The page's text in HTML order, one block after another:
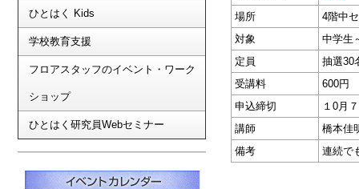
ひとはく Kids
学校教育支援
フロアスタッフのイベント・ワーク
ショップ
ひとはく研究員Webセミナー
場所
4階中
対象
中学生
定員
抽選30
受講料
600円
申込締切
１0月
講師
橋本佳
備考
連続で